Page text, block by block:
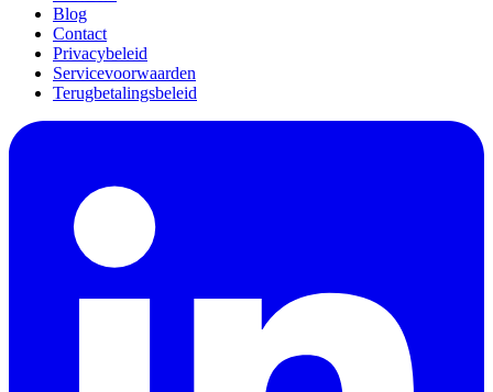
Blog
Contact
Privacybeleid
Servicevoorwaarden
Terugbetalingsbeleid